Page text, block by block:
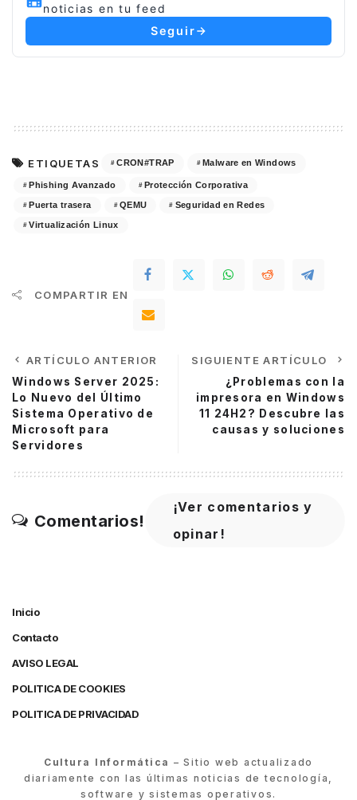
noticias en tu feed
Seguir
ETIQUETAS CRON#TRAP Malware en Windows
Phishing Avanzado Protección Corporativa
Puerta trasera QEMU Seguridad en Redes
Virtualización Linux
COMPARTIR EN
ARTÍCULO ANTERIOR
Windows Server 2025:
Lo Nuevo del Último
Sistema Operativo de
Microsoft para
Servidores
SIGUIENTE ARTÍCULO
¿Problemas con la
impresora en Windows
11 24H2? Descubre las
causas y soluciones
Comentarios!
¡Ver comentarios y
opinar!
Inicio
Contacto
AVISO LEGAL
POLITICA DE COOKIES
POLITICA DE PRIVACIDAD
Cultura Informática – Sitio web actualizado
diariamente con las últimas noticias de tecnología,
software y sistemas operativos.